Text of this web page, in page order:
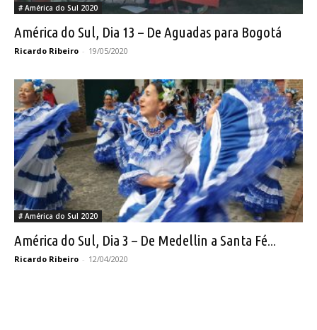
# América do Sul 2020
América do Sul, Dia 13 – De Aguadas para Bogotá
Ricardo Ribeiro - 19/05/2020
# América do Sul 2020
América do Sul, Dia 3 – De Medellin a Santa Fé...
Ricardo Ribeiro - 12/04/2020